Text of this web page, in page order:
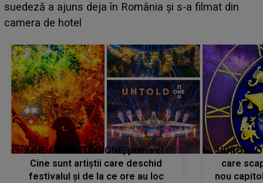
BĂIATUL VIZAT de Alexandra?! Aflându-se în fața
faptului împlinit, A RECUNOSCUT IMEDIAT: "Am
LINE-UP UNTOLD ONE, prima zi.
Cine sunt artiștii care deschid
festivalul și de la ce ore au loc
care
nou